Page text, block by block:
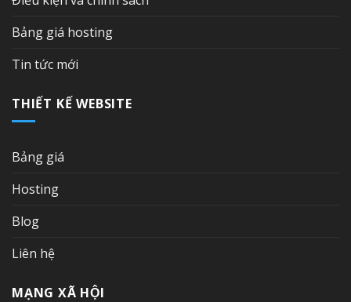
Bảng giá hosting
Tin tức mới
THIẾT KẾ WEBSITE
Bảng giá
Hosting
Blog
Liên hệ
MẠNG XÃ HỘI